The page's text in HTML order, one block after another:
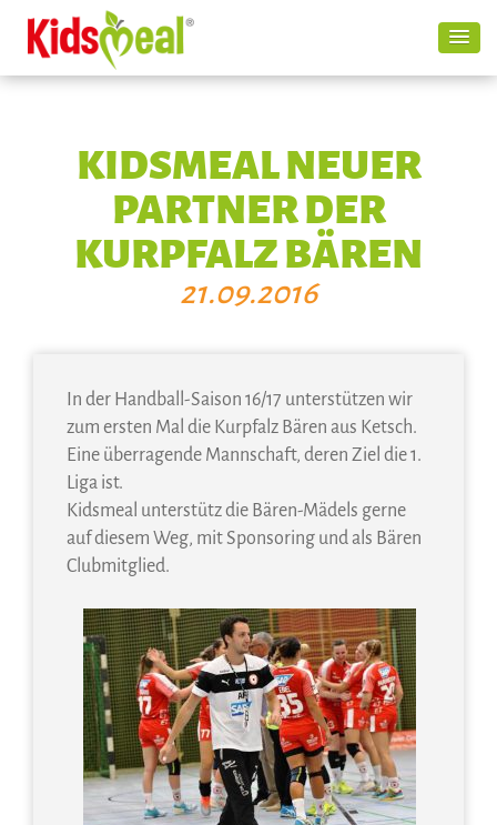
KIDSMEAL NEUER
PARTNER DER
KURPFALZ BÄREN
21.09.2016
In der Handball-Saison 16/17 unterstützen wir
zum ersten Mal die Kurpfalz Bären aus Ketsch.
Eine überragende Mannschaft, deren Ziel die 1.
Liga ist.
Kidsmeal unterstütz die Bären-Mädels gerne
auf diesem Weg, mit Sponsoring und als Bären
Clubmitglied.